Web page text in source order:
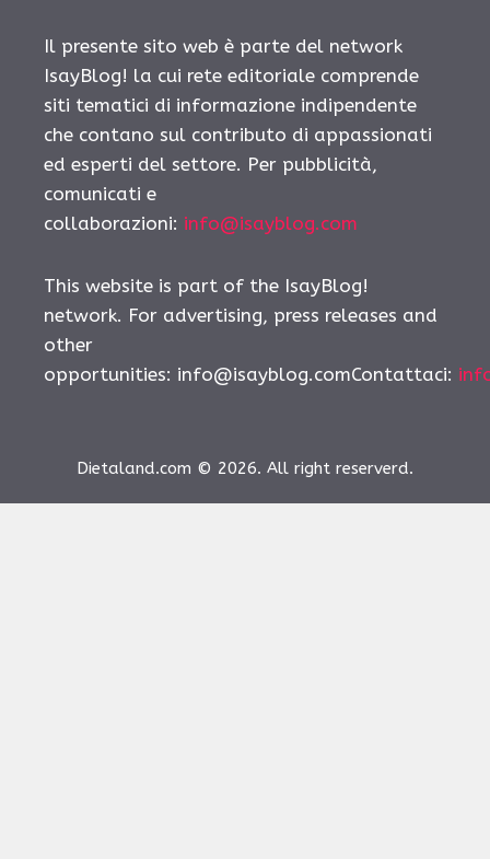
Il presente sito web è parte del network
IsayBlog! la cui rete editoriale comprende
siti tematici di informazione indipendente
che contano sul contributo di appassionati
ed esperti del settore. Per pubblicità,
comunicati e
collaborazioni: info@isayblog.com
This website is part of the IsayBlog!
network. For advertising, press releases and
other
opportunities: info@isayblog.comContattaci:
Dietaland.com © 2026. All right reserverd.